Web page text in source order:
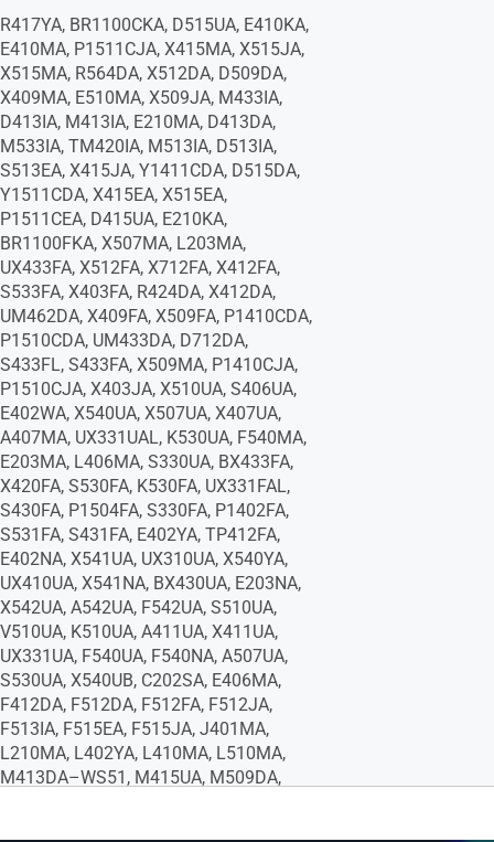
R417YA, BR1100CKA, D515UA, E410KA,
E410MA, P1511CJA, X415MA, X515JA,
X515MA, R564DA, X512DA, D509DA,
X409MA, E510MA, X509JA, M433IA,
D413IA, M413IA, E210MA, D413DA,
M533IA, TM420IA, M513IA, D513IA,
S513EA, X415JA, Y1411CDA, D515DA,
Y1511CDA, X415EA, X515EA,
P1511CEA, D415UA, E210KA,
BR1100FKA, X507MA, L203MA,
UX433FA, X512FA, X712FA, X412FA,
S533FA, X403FA, R424DA, X412DA,
UM462DA, X409FA, X509FA, P1410CDA,
P1510CDA, UM433DA, D712DA,
S433FL, S433FA, X509MA, P1410CJA,
P1510CJA, X403JA, X510UA, S406UA,
E402WA, X540UA, X507UA, X407UA,
A407MA, UX331UAL, K530UA, F540MA,
E203MA, L406MA, S330UA, BX433FA,
X420FA, S530FA, K530FA, UX331FAL,
S430FA, P1504FA, S330FA, P1402FA,
S531FA, S431FA, E402YA, TP412FA,
E402NA, X541UA, UX310UA, X540YA,
UX410UA, X541NA, BX430UA, E203NA,
X542UA, A542UA, F542UA, S510UA,
V510UA, K510UA, A411UA, X411UA,
UX331UA, F540UA, F540NA, A507UA,
S530UA, X540UB, C202SA, E406MA,
F412DA, F512DA, F512FA, F512JA,
F513IA, F515EA, F515JA, J401MA,
L210MA, L402YA, L410MA, L510MA,
M413DA–WS51, M415UA, M509DA,